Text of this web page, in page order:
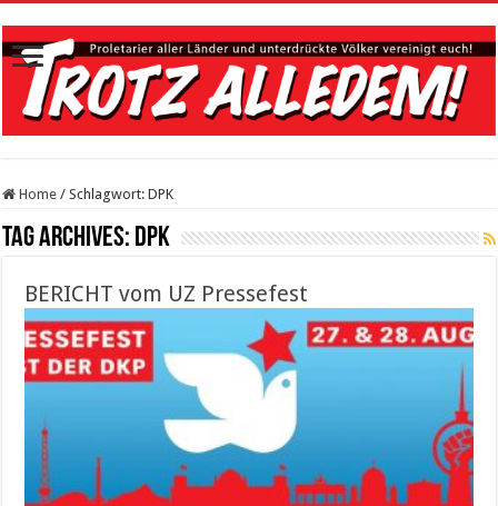
Home / Schlagwort:DPK
Tag Archives: DPK
BERICHT vom UZ Pressefest